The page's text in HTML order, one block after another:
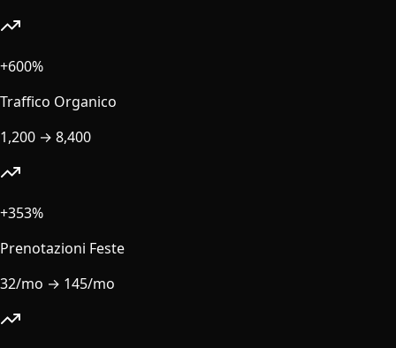
+600%
Traffico Organico
1,200 → 8,400
+353%
Prenotazioni Feste
32/mo → 145/mo